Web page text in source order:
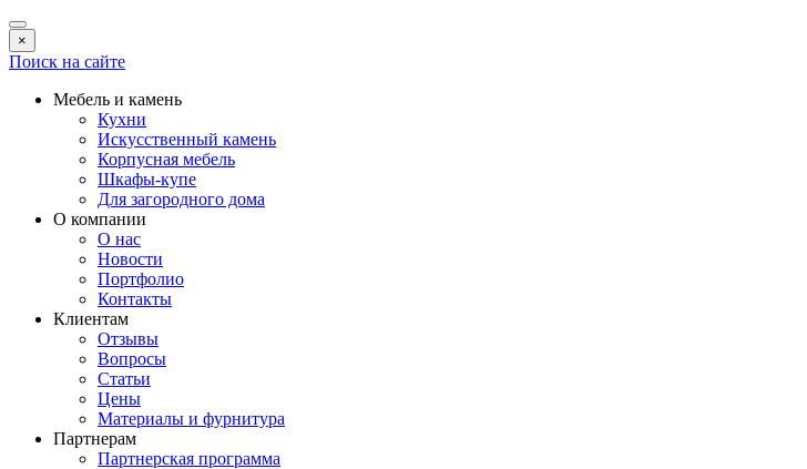
×
Поиск на сайте
Мебель и камень
Кухни
Искусственный камень
Корпусная мебель
Шкафы-купе
Для загородного дома
О компании
О нас
Новости
Портфолио
Контакты
Клиентам
Отзывы
Вопросы
Статьи
Цены
Материалы и фурнитура
Партнерам
Партнерская программа